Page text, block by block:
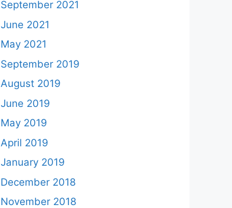
September 2021
June 2021
May 2021
September 2019
August 2019
June 2019
May 2019
April 2019
January 2019
December 2018
November 2018